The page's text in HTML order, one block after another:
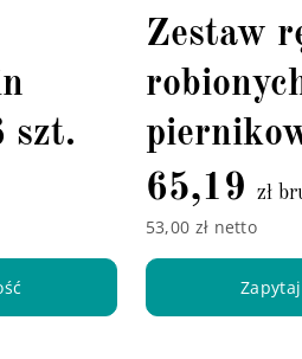
szt.
Zestaw
65,19
zł
53,00 zł netto